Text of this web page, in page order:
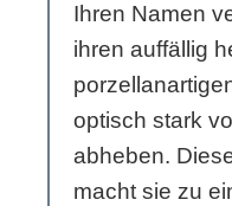
Ihren Namen
ihren auffällig
optisch stark
abheben.
macht sie zu